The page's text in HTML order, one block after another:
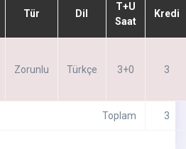
Tür Dil
T+U
Saat
Kredi
Zorunlu Türkçe 3+0 3
Toplam 3